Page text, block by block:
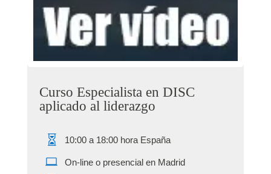
Curso Especialista en DISC
aplicado al liderazgo
10:00 a 18:00 hora España
On-line o presencial en Madrid